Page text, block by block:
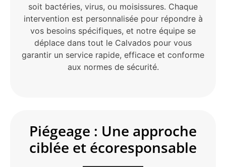
soit bactéries, virus, ou moisissures. Chaque
intervention est personnalisée pour répondre à
vos besoins spécifiques, et notre équipe se
déplace dans tout le Calvados pour vous
garantir un service rapide, efficace et conforme
aux normes de sécurité.
Piégeage : Une approche
ciblée et écoresponsable